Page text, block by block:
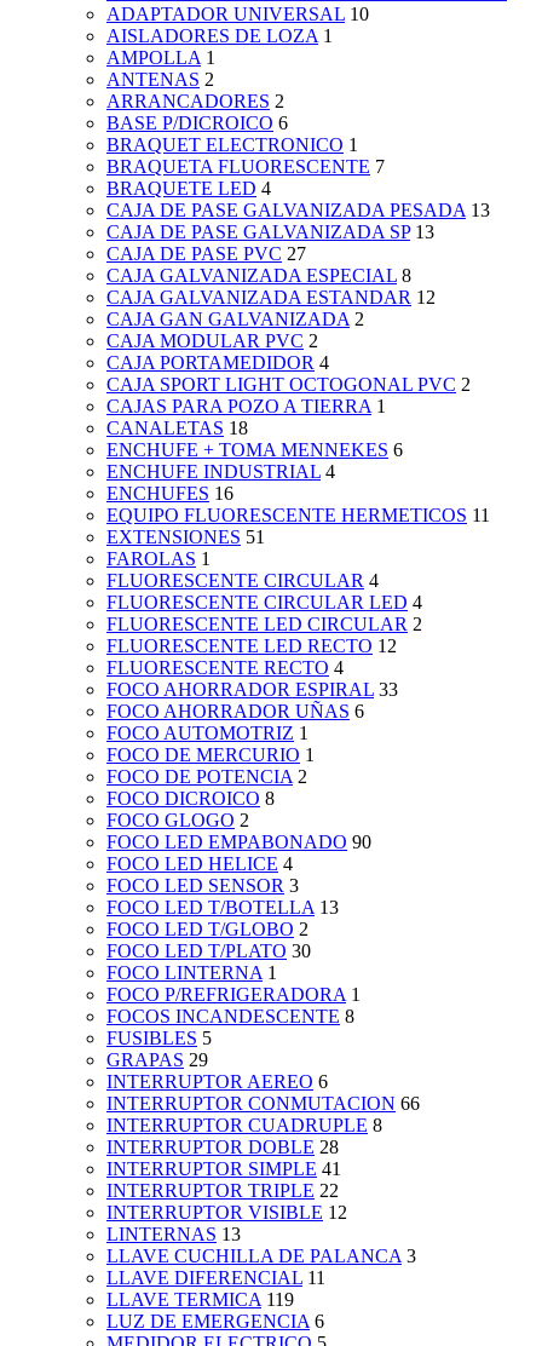
ADAPTADOR UNIVERSAL 10
AISLADORES DE LOZA 1
AMPOLLA 1
ANTENAS 2
ARRANCADORES 2
BASE P/DICROICO 6
BRAQUET ELECTRONICO 1
BRAQUETA FLUORESCENTE 7
BRAQUETE LED 4
CAJA DE PASE GALVANIZADA PESADA 13
CAJA DE PASE GALVANIZADA SP 13
CAJA DE PASE PVC 27
CAJA GALVANIZADA ESPECIAL 8
CAJA GALVANIZADA ESTANDAR 12
CAJA GAN GALVANIZADA 2
CAJA MODULAR PVC 2
CAJA PORTAMEDIDOR 4
CAJA SPORT LIGHT OCTOGONAL PVC 2
CAJAS PARA POZO A TIERRA 1
CANALETAS 18
ENCHUFE + TOMA MENNEKES 6
ENCHUFE INDUSTRIAL 4
ENCHUFES 16
EQUIPO FLUORESCENTE HERMETICOS 11
EXTENSIONES 51
FAROLAS 1
FLUORESCENTE CIRCULAR 4
FLUORESCENTE CIRCULAR LED 4
FLUORESCENTE LED CIRCULAR 2
FLUORESCENTE LED RECTO 12
FLUORESCENTE RECTO 4
FOCO AHORRADOR ESPIRAL 33
FOCO AHORRADOR UÑAS 6
FOCO AUTOMOTRIZ 1
FOCO DE MERCURIO 1
FOCO DE POTENCIA 2
FOCO DICROICO 8
FOCO GLOGO 2
FOCO LED EMPABONADO 90
FOCO LED HELICE 4
FOCO LED SENSOR 3
FOCO LED T/BOTELLA 13
FOCO LED T/GLOBO 2
FOCO LED T/PLATO 30
FOCO LINTERNA 1
FOCO P/REFRIGERADORA 1
FOCOS INCANDESCENTE 8
FUSIBLES 5
GRAPAS 29
INTERRUPTOR AEREO 6
INTERRUPTOR CONMUTACION 66
INTERRUPTOR CUADRUPLE 8
INTERRUPTOR DOBLE 28
INTERRUPTOR SIMPLE 41
INTERRUPTOR TRIPLE 22
INTERRUPTOR VISIBLE 12
LINTERNAS 13
LLAVE CUCHILLA DE PALANCA 3
LLAVE DIFERENCIAL 11
LLAVE TERMICA 119
LUZ DE EMERGENCIA 6